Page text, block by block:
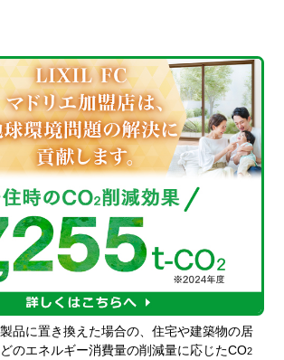
品に置き換えた場合の、住宅や建築物の居
のエネルギー消費量の削減量に応じたCO2